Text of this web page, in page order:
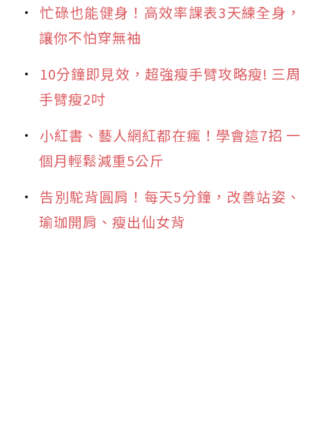
忙碌也能健身！高效率課表3天練全身，
讓你不怕穿無袖
10分鐘即見效，超強瘦手臂攻略瘦! 三周
手臂瘦2吋
小紅書、藝人網紅都在瘋！學會這7招 一
個月輕鬆減重5公斤
告別駝背圓肩！每天5分鐘，改善站姿、
瑜珈開肩、瘦出仙女背